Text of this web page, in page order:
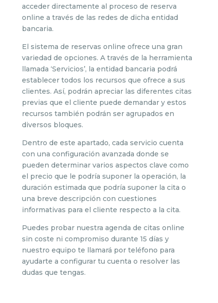
acceder directamente al proceso de reserva
online a través de las redes de dicha entidad
bancaria.
El sistema de reservas online ofrece una gran
variedad de opciones. A través de la herramienta
llamada ‘Servicios’, la entidad bancaria podrá
establecer todos los recursos que ofrece a sus
clientes. Así, podrán apreciar las diferentes citas
previas que el cliente puede demandar y estos
recursos también podrán ser agrupados en
diversos bloques.
Dentro de este apartado, cada servicio cuenta
con una configuración avanzada donde se
pueden determinar varios aspectos clave como
el precio que le podría suponer la operación, la
duración estimada que podría suponer la cita o
una breve descripción con cuestiones
informativas para el cliente respecto a la cita.
Puedes probar nuestra agenda de citas online
sin coste ni compromiso durante 15 días y
nuestro equipo te llamará por teléfono para
ayudarte a configurar tu cuenta o resolver las
dudas que tengas.